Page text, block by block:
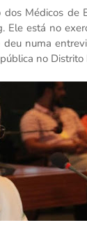
Médicos de
Ele está no
numa
no Distrito